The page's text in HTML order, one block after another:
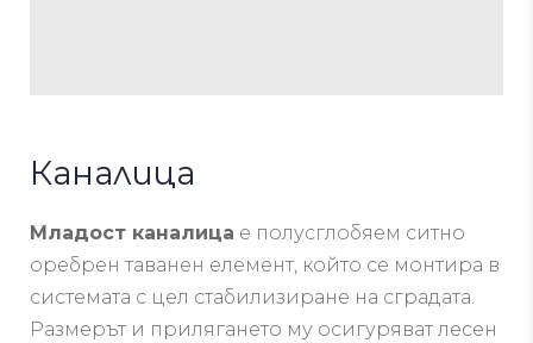
Каналица
Младост каналица е полусглобяем ситно
оребрен таванен елемент, който се монтира в
системата с цел стабилизиране на сградата.
Размерът и прилягането му осигуряват лесен